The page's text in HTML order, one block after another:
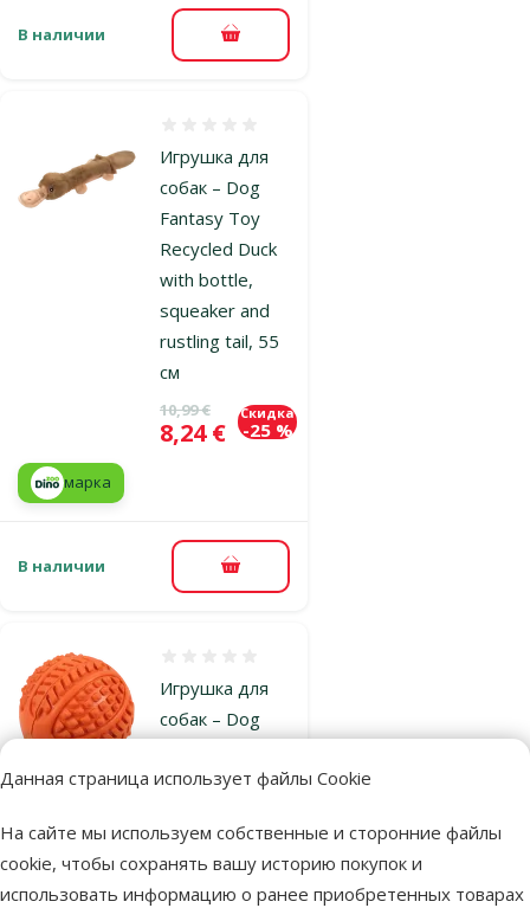
Данная страница использует файлы Cookie
На сайте мы используем собственные и сторонние файлы
cookie, чтобы сохранять вашу историю покупок и
использовать информацию о ранее приобретенных товарах
В наличии В корзину
Игрушка для
собак – Dog
Fantasy Toy
Recycled Duck
with bottle,
squeaker and
rustling tail, 55
см
Исходная цена
10,99 €
Цена
8,24 €
Скидка
-25 %
марка
В наличии В корзину
Игрушка для
собак – Dog
ball with
см, orange
Исходная цена
Цена -25 %